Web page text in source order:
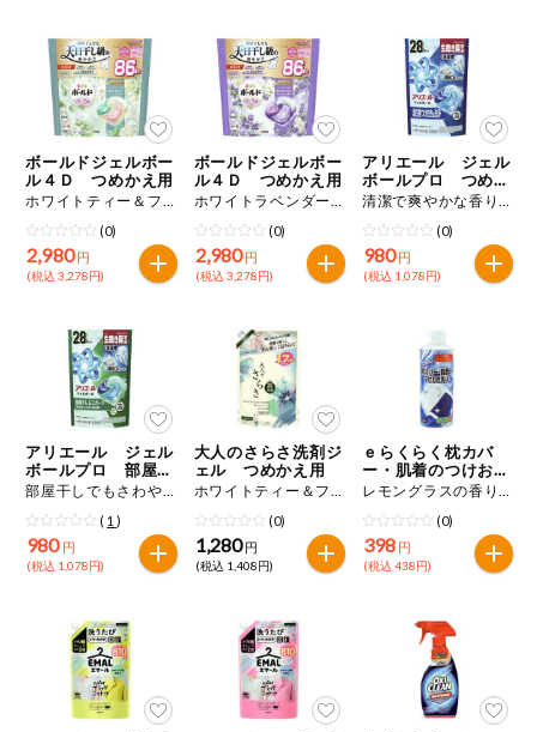
推しコープ
年間登録米
ボールドジェルボー
ル４Ｄ つめかえ用
ホワイトティー＆フローラルの香り ８６個入り
(0)
2,980 円
(税込 3,278円)
ボールドジェルボー
ル４Ｄ つめかえ用
ホワイトラベンダー＆ジャスミンの香り ８６個入り
(0)
2,980 円
(税込 3,278円)
アリエール ジェル
ボールプロ つめか
え用
清潔で爽やかな香り ２８個入り
(0)
980円
(税込 1,078円)
アリエール ジェル
ボールプロ 部屋干
し用 つめかえ用 部屋干しでもさわやかな香り ２８個入り
( 1 )
980 円
(税込 1,078円)
大人のさらさ洗剤ジ
ェル つめかえ用
ホワイトティー＆フローラルの香り １．２６ｋｇ
(0)
1,280 円
(税込 1,408円)
ｅらくらく枕カバ
ー・肌着のつけおき
洗い
レモングラスの香り ２００ｍＬ
(0)
398 円
(税込 438円)